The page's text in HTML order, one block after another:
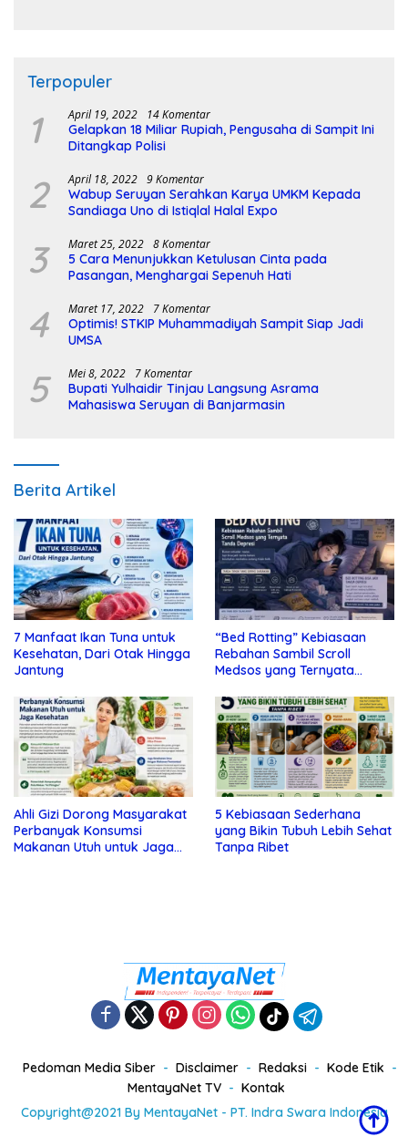
Terpopuler
1 April 19, 2022 14 Komentar
Gelapkan 18 Miliar Rupiah, Pengusaha di Sampit Ini
Ditangkap Polisi
2 April 18, 2022 9 Komentar
Wabup Seruyan Serahkan Karya UMKM Kepada
Sandiaga Uno di Istiqlal Halal Expo
3 Maret 25, 2022 8 Komentar
5 Cara Menunjukkan Ketulusan Cinta pada
Pasangan, Menghargai Sepenuh Hati
4 Maret 17, 2022 7 Komentar
Optimis! STKIP Muhammadiyah Sampit Siap Jadi
UMSA
5 Mei 8, 2022 7 Komentar
Bupati Yulhaidir Tinjau Langsung Asrama
Mahasiswa Seruyan di Banjarmasin
Berita Artikel
7 Manfaat Ikan Tuna untuk
Kesehatan, Dari Otak Hingga
Jantung
“Bed Rotting” Kebiasaan
Rebahan Sambil Scroll
Medsos yang Ternyata
Ahli Gizi Dorong Masyarakat
Perbanyak Konsumsi
Makanan Utuh untuk Jaga
5 Kebiasaan Sederhana
yang Bikin Tubuh Lebih Sehat
Tanpa Ribet
Pedoman Media Siber Disclaimer Redaksi
Kode Etik
MentayaNet TV
Kontak
Copyright@2021 By MentayaNet - PT. Indra Swara Indonesia